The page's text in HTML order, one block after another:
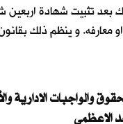
بعد تثبيت شهادة
او معارفه. و ينظم ذلك
والواجبات الادارية